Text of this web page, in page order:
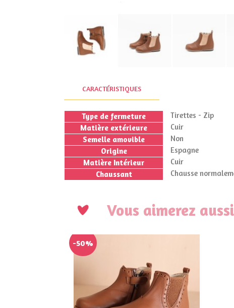
CARACTÉRISTIQUES
Type de fermeture
Tirettes - Zip
Matière extérieure
Cuir
Semelle amovible
Non
Origine
Espagne
Matière Intérieur
Cuir
Chaussant
Chausse
Vous aimerez
-50%